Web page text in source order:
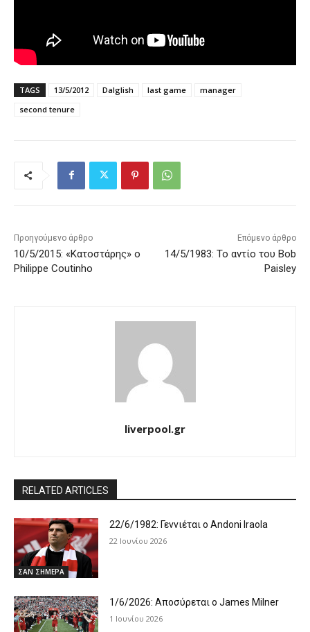
TAGS 13/5/2012 Dalglish last game
manager
second tenure
Προηγούμενο άρθρο
10/5/2015: «Κατοστάρης» o
Philippe Coutinho
Επόμενο άρθρο
14/5/1983: Το αντίο του Bob
Paisley
liverpool.gr
RELATED ARTICLES
ΣΑΝ ΣΗΜΕΡΑ
22/6/1982: Γεννιέται ο Andoni Iraola
22 Ιουνίου 2026
1/6/2026: Αποσύρεται ο James Milner
1 Ιουνίου 2026